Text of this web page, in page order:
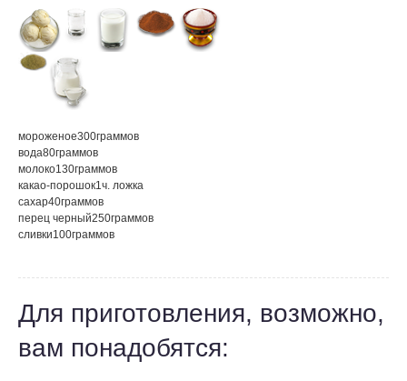
мороженое300граммов
вода80граммов
молоко130граммов
какао-порошок1ч. ложка
сахар40граммов
перец черный250граммов
сливки100граммов
Для приготовления, возможно,
вам понадобятся: